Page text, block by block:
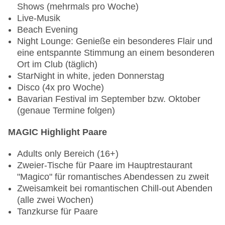
Mindestalter: 16 Jahre, bis 11 Jahre in Begleitung
der Erziehungsberechtigten, ab 12 Jahren mit
Einverständnis der Erziehungsberechtigten
Tauchen
Tauchrevier und Ausstattung:
einzigartiges Taucherparadies mit
farbenprächtigen Riffen direkt vor der Haustür
Metern) über clubeigenen, festen Steg zu
gebracht)
Tauchrevier sehr gut geeignet für Einsteiger und
Fortgeschrittene
Tauchbasis direkt am Strand mit 2 klimatisierten
Theorieräumen, Lagerraum für private
Tauchausrüstung sowie einen Raum für
Shows (mehrmals pro Woche)
Live-Musik
Beach Evening
Night Lounge: Genieße ein besonderes Flair und
eine entspannte Stimmung an einem besonderen
Ort im Club (täglich)
StarNight in white, jeden Donnerstag
Disco (4x pro Woche)
Bavarian Festival im September bzw. Oktober
(genaue Termine folgen)
MAGIC Highlight Paare
Adults only Bereich (16+)
Zweier-Tische für Paare im Hauptrestaurant
"Magico" für romantisches Abendessen zu zweit
Zweisamkeit bei romantischen Chill-out Abenden
(alle zwei Wochen)
Tanzkurse für Paare